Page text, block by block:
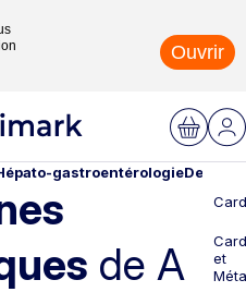
Ouvrir
gastroentérologie
de A
et